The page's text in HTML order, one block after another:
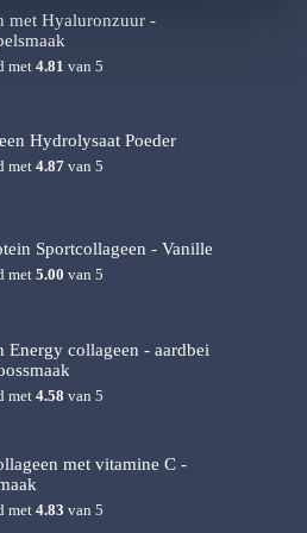
met Hyaluronzuur -
met 4.81 van 5
Hydrolysaat Poeder
met 4.87van 5
Sportcollageen - Vanille
met 5.00 van 5
Energy collageen - aardbei
met 4.58 van 5
met vitamine C -
met 4.83 van 5